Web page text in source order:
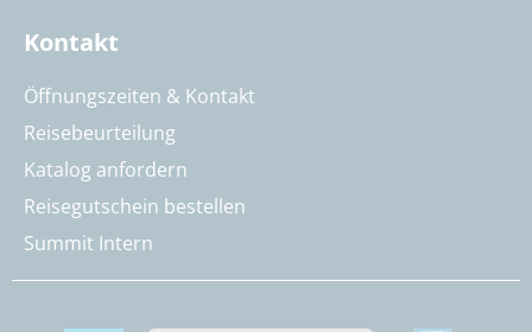
Kontakt
Öffnungszeiten & Kontakt
Reisebeurteilung
Katalog anfordern
Reisegutschein bestellen
Summit Intern